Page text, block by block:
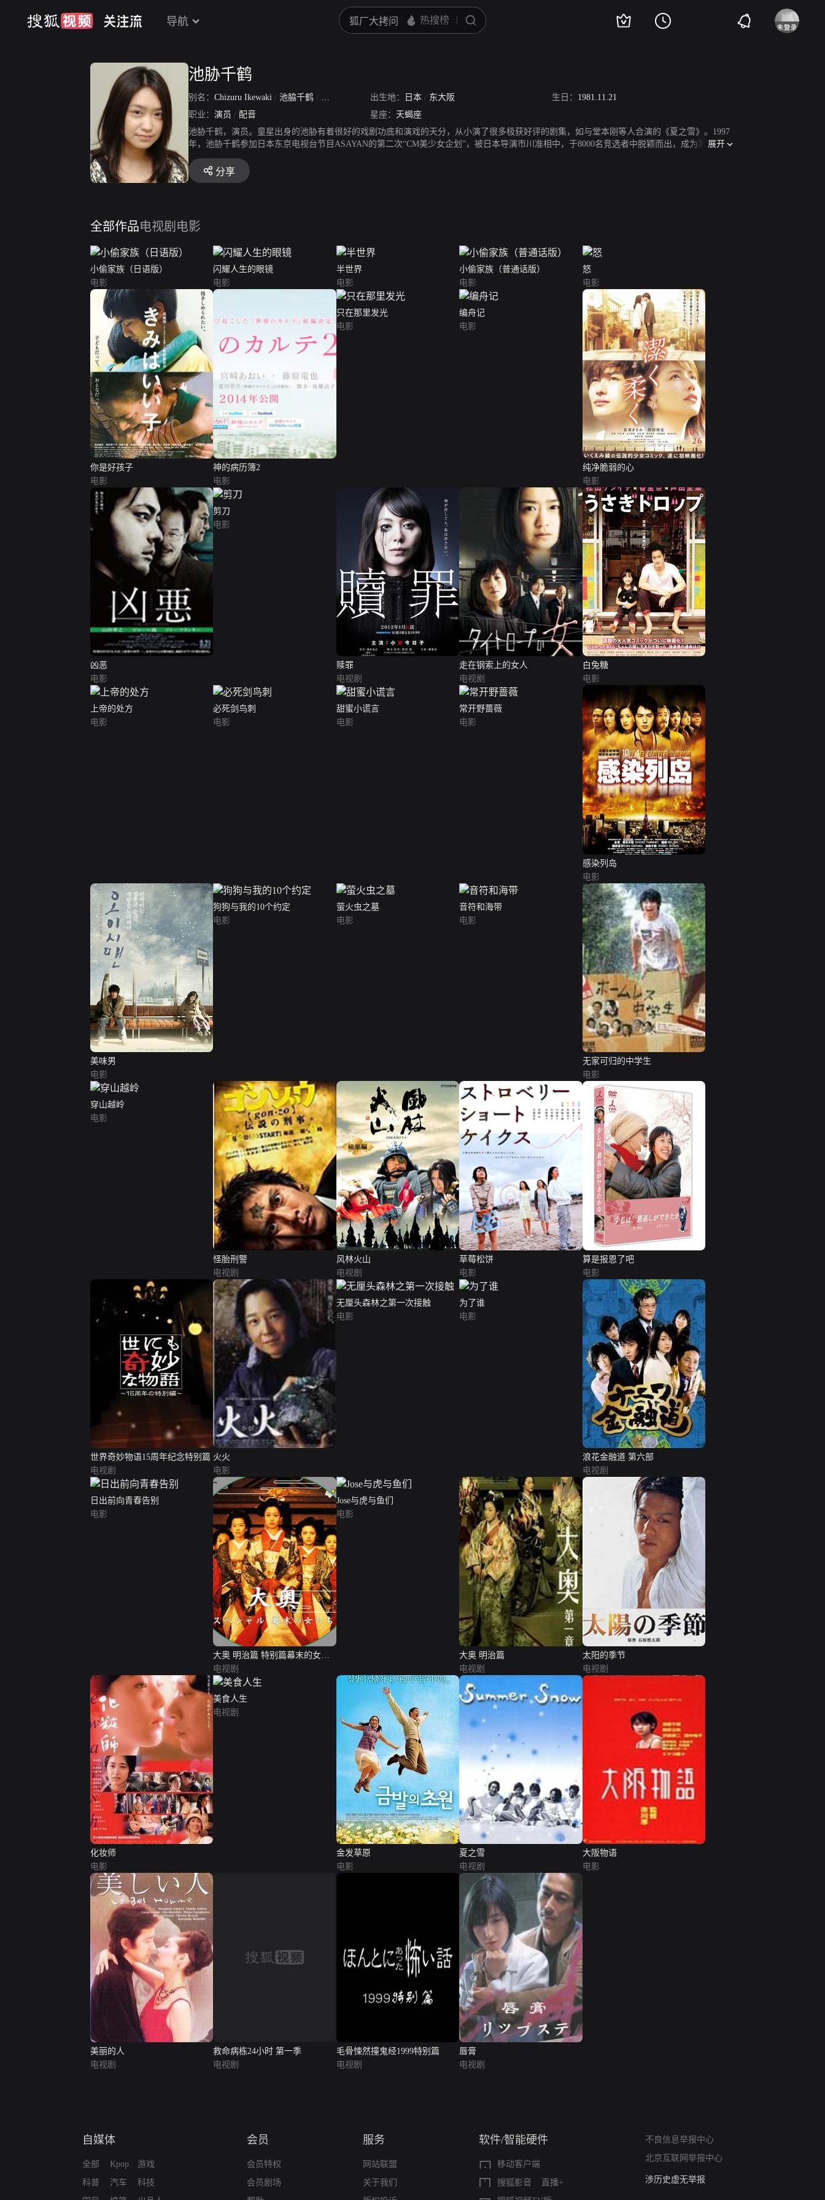
导航
池胁千鹤
别名： Chizuru Ikewaki / 池脇千鹤 / 池协千鹤 Chi Chan
出生地： 日本 / 东大阪 生日： 1981.11.21
职业： 演员 / 配音 星座： 天蝎座
池胁千鹤，演员。童星出身的池胁有着很好的戏剧功底和演戏的天分，从小演了很多极获好评的剧集，如与堂本刚等人合演的《夏之雪》。1997
年，池胁千鹤参加日本东京电视台节目ASAYAN的第二次“CM美少女企划”，被日本导演市川准相中，于8000名竞选者中脱颖而出，成为第八代
“三井房屋rehouse”广告美少女并正式出道。1999年在市川准导演电影《大阪物语》中的表演博得好评，获多项新人奖。2004年在电影《Jose与虎鱼
们》中挑战与妻夫木聪的床戏，成为话题。获第18回高崎电影节最佳女主角。
展开
分享
全部作品电视剧 电影
小偷家族（日语版）
电影
闪耀人生的眼镜
电影
半世界
电影
小偷家族（普通话版）
电影
怒
电影
你是好孩子
电影
神的病历簿2
电影
只在那里发光
电影
编舟记
电影
纯净脆弱的心
电影
凶恶
电影
剪刀
电影
赎罪
电视剧
走在钢索上的女人
电视剧
白兔糖
电影
上帝的处方
电影
必死剑鸟刺
电影
甜蜜小谎言
电影
常开野蔷薇
电影
感染列岛
电影
美味男
电影
狗狗与我的10个约定
电影
萤火虫之墓
电影
音符和海带
电影
无家可归的中学生
电影
穿山越岭
电影
怪胎刑警
电视剧
风林火山
电视剧
草莓松饼
电影
算是报恩了吧
电影
世界奇妙物语15周年纪念特别篇
电视剧
火火
电影
无厘头森林之第一次接触
电影
为了谁
电影
浪花金融道 第六部
电视剧
日出前向青春告别
电影
大奥 明治篇 特别篇幕末的女人
们
电视剧
Jose与虎与鱼们
电影
大奥 明治篇
电视剧
太阳的季节
电视剧
化妆师
电影
美食人生
电视剧
金发草原
电影
夏之雪
电视剧
大阪物语
电影
美丽的人
电视剧
救命病栋24小时 第一季
电视剧
毛骨悚然撞鬼经1999特别篇
电视剧
唇膏
电视剧
自媒体
全部
科普
Kpop
汽车
游戏
科技
会员
会员特权
会员剧场
服务
网站联盟
关于我们
软件/智能硬件
移动客户端
搜狐影音
直播+
不良信息举报中心
北京互联网举报中心
亚运会举报专区
涉历史虚无举报